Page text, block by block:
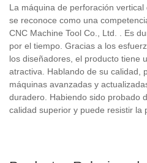
La máquina de perforación
se reconoce como una
CNC Machine Tool Co., Ltd. . Es
por el tiempo. Gracias a los
los diseñadores, el producto tiene
atractiva. Hablando de su calidad,
máquinas avanzadas y
duradero. Habiendo sido probado
calidad superior y puede resistir la